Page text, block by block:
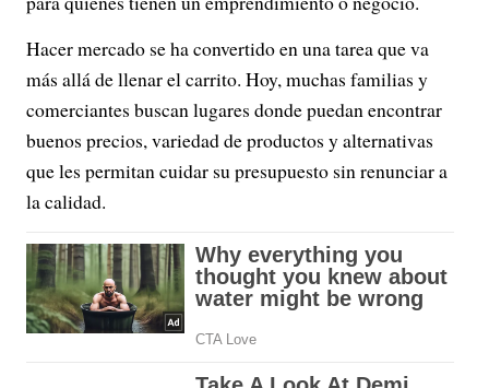
Hacer mercado se ha convertido en una tarea que va
más allá de llenar el carrito. Hoy, muchas familias y
comerciantes buscan lugares donde puedan encontrar
buenos precios, variedad de productos y alternativas
que les permitan cuidar su presupuesto sin renunciar a
la calidad.